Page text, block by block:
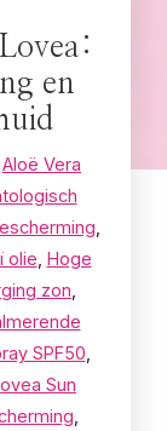
en
Aloë Vera
olie Hoge
zon
SPF50
Sun